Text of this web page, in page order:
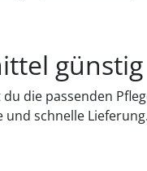
die passenden
schnelle